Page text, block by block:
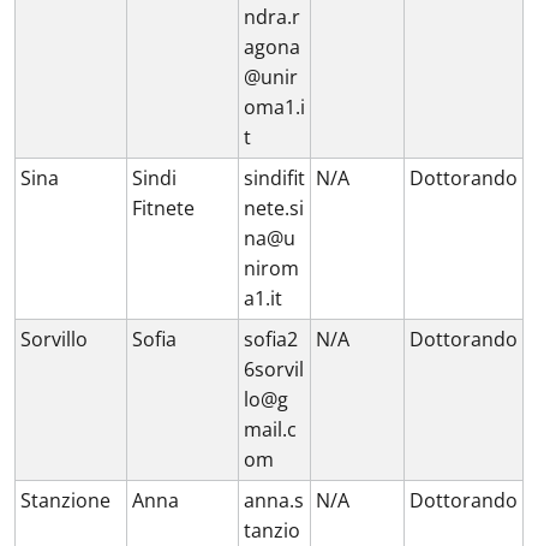
ndra.r
agona
@unir
oma1.i
t
Sina
Sindi
Fitnete
sindifit
nete.si
na@u
nirom
a1.it
N/A Dottorando
Sorvillo Sofia
sofia2
6sorvil
lo@g
mail.c
om
N/A Dottorando
Stanzione Anna
anna.s
tanzio
N/A Dottorando